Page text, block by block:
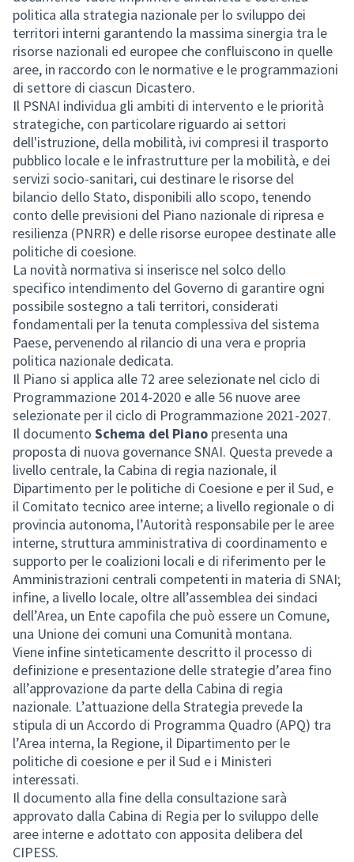
politica alla strategia nazionale per lo sviluppo dei
territori interni garantendo la massima sinergia tra le
risorse nazionali ed europee che confluiscono in quelle
aree, in raccordo con le normative e le programmazioni
di settore di ciascun Dicastero.
Il PSNAI individua gli ambiti di intervento e le priorità
strategiche, con particolare riguardo ai settori
dell'istruzione, della mobilità, ivi compresi il trasporto
pubblico locale e le infrastrutture per la mobilità, e dei
servizi socio-sanitari, cui destinare le risorse del
bilancio dello Stato, disponibili allo scopo, tenendo
conto delle previsioni del Piano nazionale di ripresa e
resilienza (PNRR) e delle risorse europee destinate alle
politiche di coesione.
La novità normativa si inserisce nel solco dello
specifico intendimento del Governo di garantire ogni
possibile sostegno a tali territori, considerati
fondamentali per la tenuta complessiva del sistema
Paese, pervenendo al rilancio di una vera e propria
politica nazionale dedicata.
Il Piano si applica alle 72 aree selezionate nel ciclo di
Programmazione 2014-2020 e alle 56 nuove aree
selezionate per il ciclo di Programmazione 2021-2027.
Il documento Schema del Piano presenta una
proposta di nuova governance SNAI. Questa prevede a
livello centrale, la Cabina di regia nazionale, il
Dipartimento per le politiche di Coesione e per il Sud, e
il Comitato tecnico aree interne; a livello regionale o di
provincia autonoma, l’Autorità responsabile per le aree
interne, struttura amministrativa di coordinamento e
supporto per le coalizioni locali e di riferimento per le
Amministrazioni centrali competenti in materia di SNAI;
infine, a livello locale, oltre all’assemblea dei sindaci
dell’Area, un Ente capofila che può essere un Comune,
una Unione dei comuni una Comunità montana.
Viene infine sinteticamente descritto il processo di
definizione e presentazione delle strategie d’area fino
all’approvazione da parte della Cabina di regia
nazionale. L’attuazione della Strategia prevede la
stipula di un Accordo di Programma Quadro (APQ) tra
l’Area interna, la Regione, il Dipartimento per le
politiche di coesione e per il Sud e i Ministeri
interessati.
Il documento alla fine della consultazione sarà
approvato dalla Cabina di Regia per lo sviluppo delle
aree interne e adottato con apposita delibera del
CIPESS.